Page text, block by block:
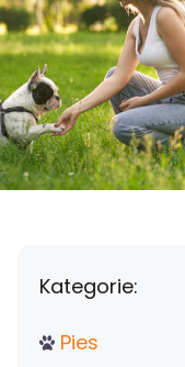
Kategorie:
Pies